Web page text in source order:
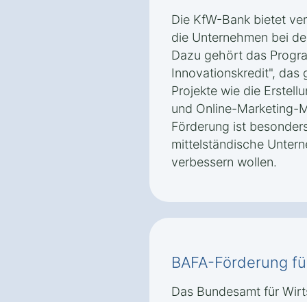
Die KfW-Bank bietet
die Unternehmen bei
Dazu gehört das
Innovationskredit", das
Projekte wie die
und Online-Marketing-
Förderung ist
mittelständische
verbessern wollen.
BAFA-Förderung
Das Bundesamt für